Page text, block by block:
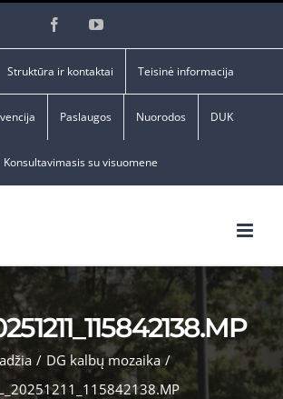
FacebookYouTube
Struktūra ir kontaktai Teisinė informacija
Paslaugos Nuorodos DUK
Konsultavimasis su visuomene
/ DG kalbų mozaika /